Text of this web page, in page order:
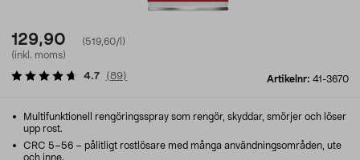
129,90
(519,60/l)
(inkl. moms)
Artikelnr: 41-3670
4.7 (89)
Multifunktionell rengöringsspray som rengör, skyddar, smörjer och löser
upp rost.
CRC 5–56 – pålitligt rostlösare med många användningsområden, ute
och inne.